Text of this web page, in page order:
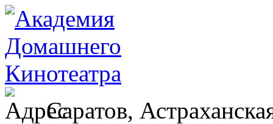
Саратов,